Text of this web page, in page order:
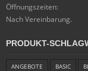
Öffnungszeiten:
Nach Vereinbarung.
PRODUKT-
ANGEBOTE BASIC